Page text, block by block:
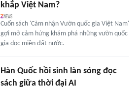
khắp Việt Nam?
Cuốn sách 'Cảm nhận Vườn quốc gia Việt Nam'
gợi mở cảm hứng khám phá những vườn quốc
gia dọc miền đất nước.
Hàn Quốc hồi sinh làn sóng đọc
sách giữa thời đại AI